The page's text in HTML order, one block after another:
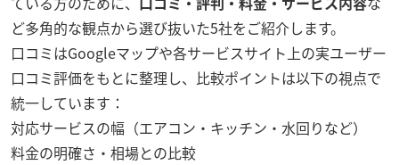
ど多角的な観点から選び抜いた5社をご紹介します。
口コミはGoogleマップや各サービスサイト上の実ユーザー
口コミ評価をもとに整理し、比較ポイントは以下の視点で
統一しています：
対応サービスの幅（エアコン・キッチン・水回りなど）
料金の明確さ・相場との比較